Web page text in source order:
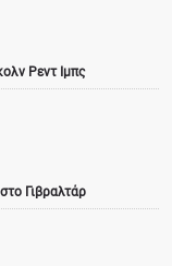
Ρεντ Ιμπς
Γιβραλτάρ